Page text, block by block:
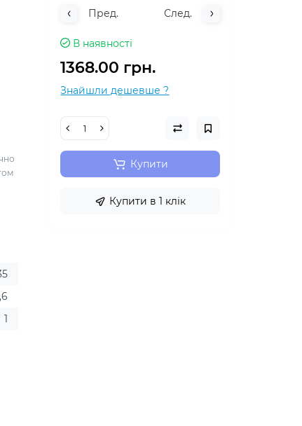
1
Пред. След.
В наявності
1368.00 грн.
Знайшли дешевше ?
Купити
Купити в 1 клік